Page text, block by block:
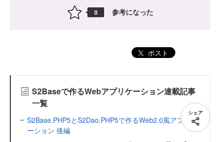
0 参考になった
ポスト
S2Baseで作るWebアプリケーション連載記事
一覧
S2Base.PHP5とS2Dao.PHP5で作るWeb2.0風アプリケ
ーション 後編
シェア